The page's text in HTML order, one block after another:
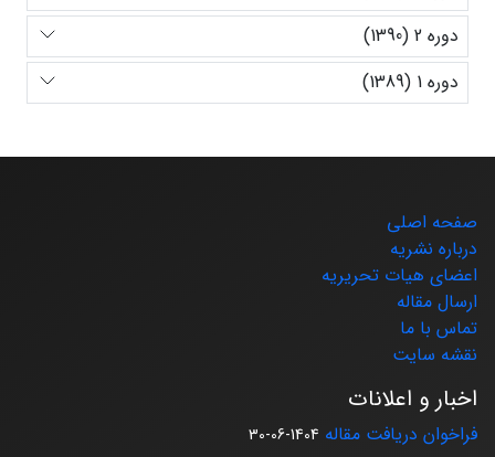
دوره 2 (1390)
دوره 1 (1389)
صفحه اصلی
درباره نشریه
اعضای هیات تحریریه
ارسال مقاله
تماس با ما
نقشه سایت
اخبار و اعلانات
فراخوان دریافت مقاله 1404-06-30